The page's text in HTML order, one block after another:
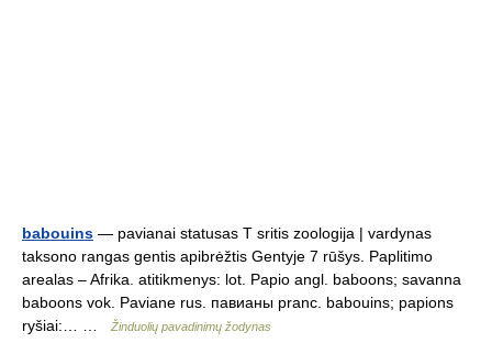
babouins — pavianai statusas T sritis zoologija | vardynas
taksono rangas gentis apibrėžtis Gentyje 7 rūšys. Paplitimo
arealas – Afrika. atitikmenys: lot. Papio angl. baboons; savanna
baboons vok. Paviane rus. павианы pranc. babouins; papions
ryšiai:… …
Žinduolių pavadinimų žodynas